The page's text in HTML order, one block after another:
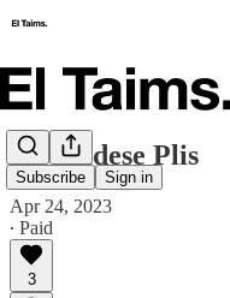
Subscribe Sign in
Ya Cuídese Plis
Apr 24, 2023
∙ Paid
3